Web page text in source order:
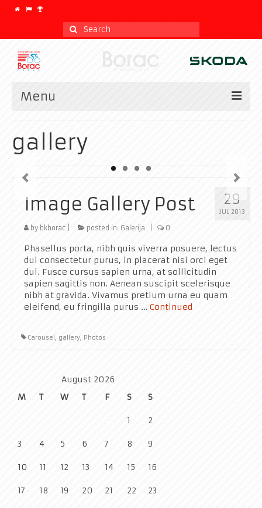
Search
for:
Menu
Kalendar
CLASSIC
Istorijat
Klub
Galerija
Rekreativci
Kontakt
gallery
29
JUL 2013
Image Gallery Post
by bkborac posted in: Galerija 0
Phasellus porta, nibh quis viverra posuere, lectus
dui consectetur purus, in placerat nisi orci eget
dui. Fusce cursus sapien urna, at sollicitudin
sapien sagittis non. Aenean suscipit scelerisque
nibh at gravida. Vivamus pretium urna eu quam
eleifend, eu fringilla purus … Continued
Carousel , gallery, Photos
August 2026
M
T W T F S S
1 2
3 4 5 6 7 8 9
10 11 12 13 14 15 16
17 18 19 20 21 22 23